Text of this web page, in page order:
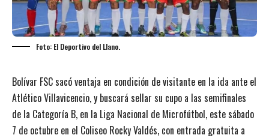
Foto: El Deportivo del Llano.
Bolívar FSC sacó ventaja en condición de visitante en la ida ante el
Atlético Villavicencio, y buscará sellar su cupo a las semifinales
de la Categoría B, en la Liga Nacional de Microfútbol, este sábado
7 de octubre en el Coliseo Rocky Valdés, con entrada gratuita a